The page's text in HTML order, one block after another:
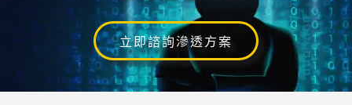
立即諮詢滲透方案